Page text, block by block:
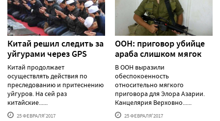
Китай решил следить за
уйгурами через GPS
Китай продолжает
осуществлять действия по
преследованию и притеснению
уйгуров. На сей раз
китайские......
25 ФЕВРАЛЯ'2017
ООН: приговор убийце
араба слишком мягок
В ООН выразили
обеспокоенность
относительно мягкого
приговора для Элора Азарии.
Канцелярия Верховно......
25 ФЕВРАЛЯ'2017